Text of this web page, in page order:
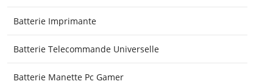
Batterie Imprimante
Batterie Telecommande Universelle
Batterie Manette Pc Gamer